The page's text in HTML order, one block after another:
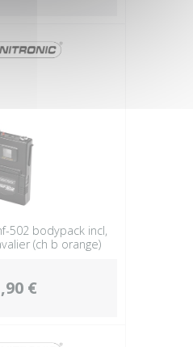
502 bodypack incl,
(ch b orange)
€